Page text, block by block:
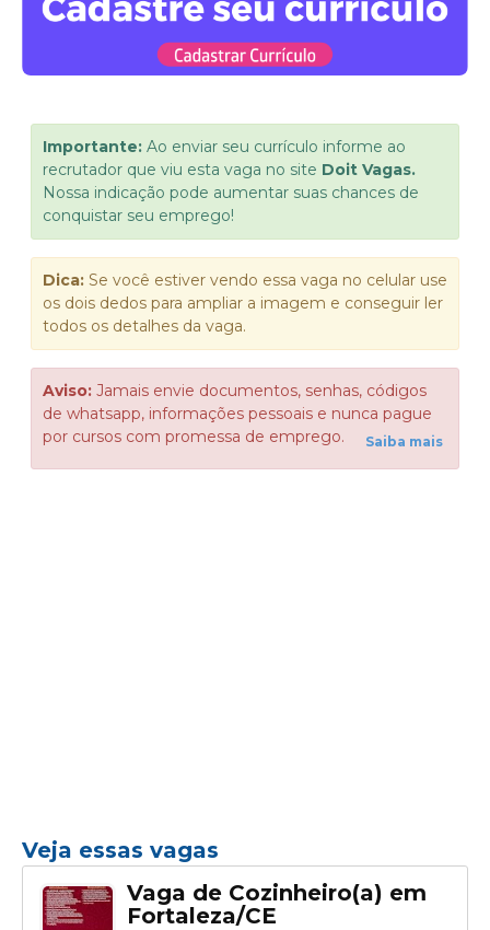
Importante: Ao enviar seu currículo informe ao
recrutador que viu esta vaga no site Doit Vagas.
Nossa indicação pode aumentar suas chances de
conquistar seu emprego!
Dica: Se você estiver vendo essa vaga no celular use
os dois dedos para ampliar a imagem e conseguir ler
todos os detalhes da vaga.
Aviso: Jamais envie documentos, senhas, códigos
de whatsapp, informações pessoais e nunca pague
por cursos com promessa de emprego.
Saiba mais
Veja essas vagas
Vaga de Cozinheiro(a) em
Fortaleza/CE